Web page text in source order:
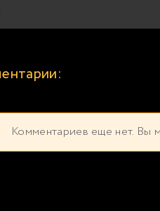
Комментариев еще нет. Вы